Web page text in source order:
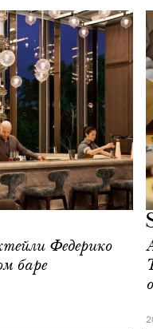
Федерико
баре